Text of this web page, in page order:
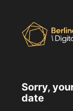
Sorry,
date